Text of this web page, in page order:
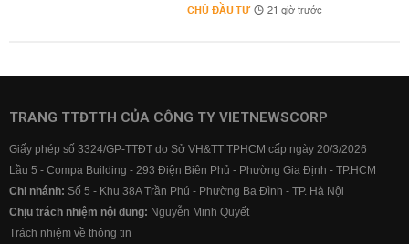
CHỦ ĐẦU TƯ 21 giờ trước
TRANG TTĐTTH CỦA CÔNG TY VIETNEWSCORP
Giấy phép số 3324/GP-TTĐT do Sở VH&TT TPHCM cấp ngày 20/3/2026
Lầu 5 - Compa Building - 293 Điện Biên Phủ - Phường Gia Định - TP.HCM
Chi nhánh: Số 5 - Khu 38A Trần Phú - Phường Ba Đình - TP. Hà Nội
Chịu trách nhiệm nội dung: Nguyễn Minh Quyết
Trách nhiệm về thông tin